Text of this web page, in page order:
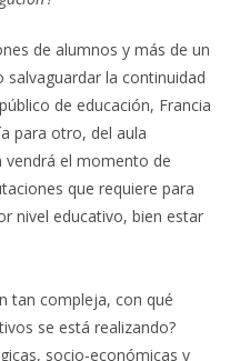
de alumnos y más de un
la continuidad
de educación, Francia
para otro, del aula
vendrá el momento de
que requiere para
nivel educativo, bien estar
tan compleja, con qué
se está realizando?
socio-económicas y